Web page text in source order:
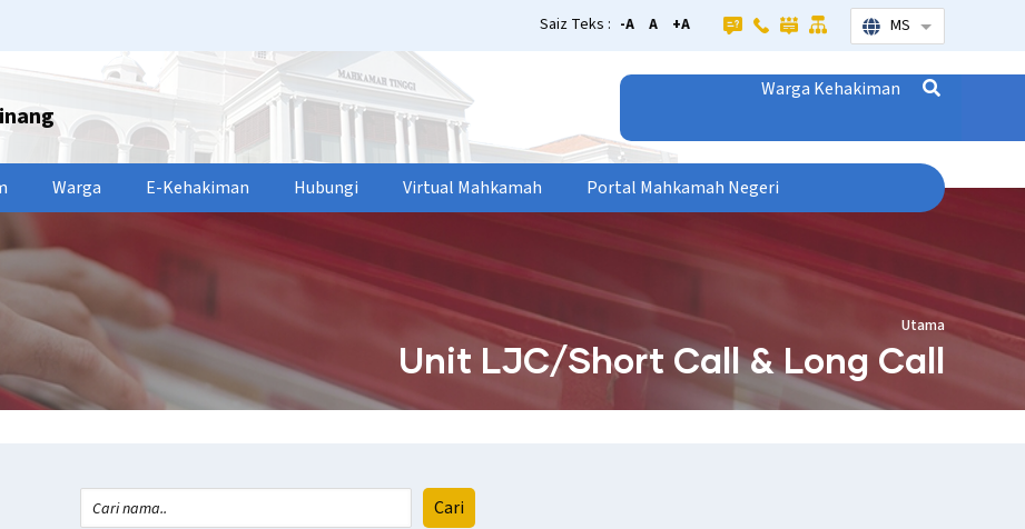
Saiz Teks : -A A +A MS Senarai
Warga Kehakiman
Warga E-Kehakiman Hubungi Virtual Mahkamah Portal Mahkamah Negeri
Unit LJC/Short Call & Long Call
Utama